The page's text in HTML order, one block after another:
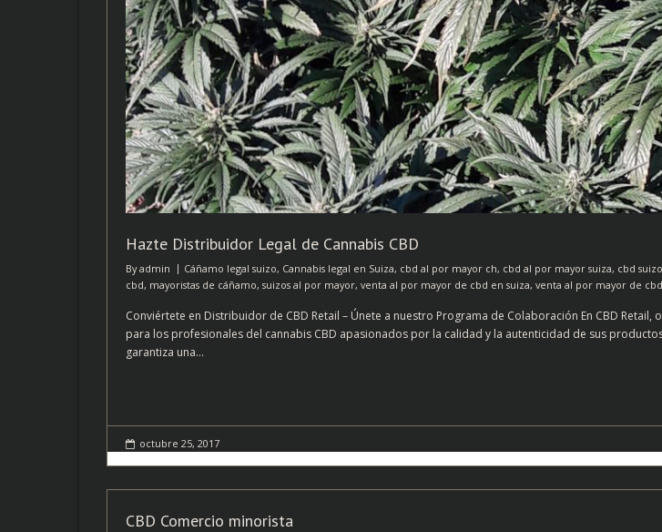
Hazte Distribuidor Legal de Cannabis CBD
Byadmin Cáñamo legal suizo, Cannabis legal en Suiza, cbd al por mayor ch, cbd al por mayor suiza, cbd suizo
cbd, mayoristas de cáñamo, suizos al por mayor, venta al por mayor de cbd en suiza, venta al por mayor de
Conviértete en Distribuidor de CBD Retail – Únete a nuestro Programa de Colaboración En CBD
para los profesionales del cannabis CBD apasionados por la calidad y la autenticidad de sus
garantiza una…
octubre 25, 2017
CBD Comercio minorista